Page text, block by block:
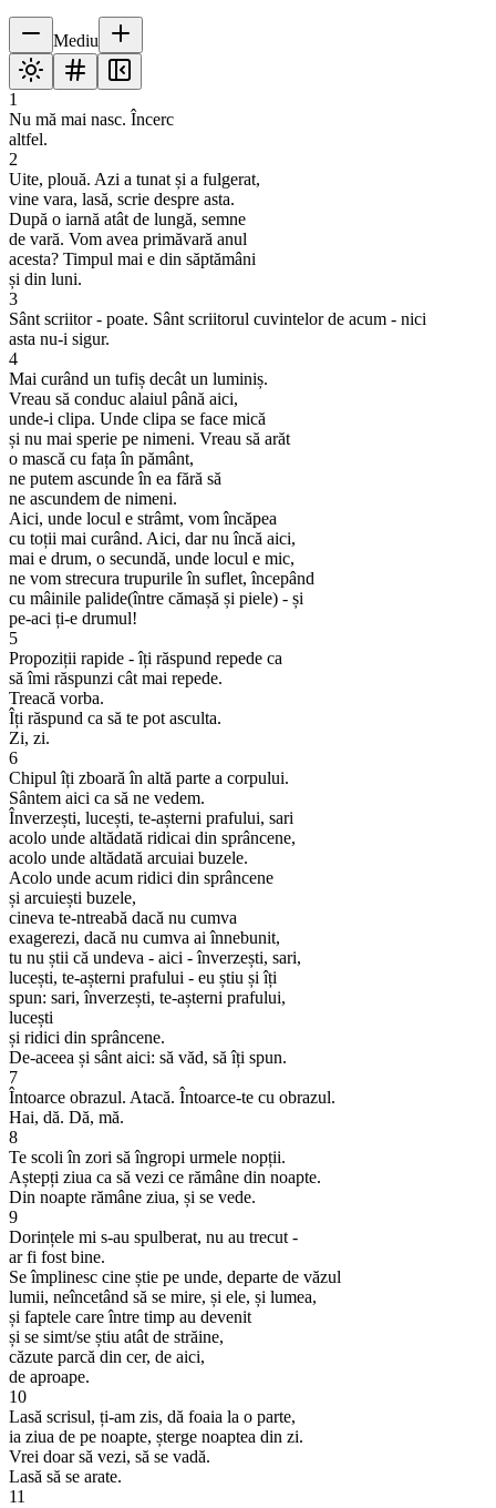
Mediu
1
Nu mă mai nasc. Încerc
altfel.
2
Uite, plouă. Azi a tunat și a fulgerat,
vine vara, lasă, scrie despre asta.
După o iarnă atât de lungă, semne
de vară. Vom avea primăvară anul
acesta? Timpul mai e din săptămâni
și din luni.
3
Sânt scriitor - poate. Sânt scriitorul cuvintelor de acum - nici
asta nu-i sigur.
4
Mai curând un tufiș decât un luminiș.
Vreau să conduc alaiul până aici,
unde-i clipa. Unde clipa se face mică
și nu mai sperie pe nimeni. Vreau să arăt
o mască cu fața în pământ,
ne putem ascunde în ea fără să
ne ascundem de nimeni.
Aici, unde locul e strâmt, vom încăpea
cu toții mai curând. Aici, dar nu încă aici,
mai e drum, o secundă, unde locul e mic,
ne vom strecura trupurile în suflet, începând
cu mâinile palide(între cămașă și piele) - și
pe-aci ți-e drumul!
5
Propoziții rapide - îți răspund repede ca
să îmi răspunzi cât mai repede.
Treacă vorba.
Îți răspund ca să te pot asculta.
Zi, zi.
6
Chipul îți zboară în altă parte a corpului.
Sântem aici ca să ne vedem.
Înverzești, lucești, te-așterni prafului, sari
acolo unde altădată ridicai din sprâncene,
acolo unde altădată arcuiai buzele.
Acolo unde acum ridici din sprâncene
și arcuiești buzele,
cineva te-ntreabă dacă nu cumva
exagerezi, dacă nu cumva ai înnebunit,
tu nu știi că undeva - aici - înverzești, sari,
lucești, te-așterni prafului - eu știu și îți
spun: sari, înverzești, te-așterni prafului,
lucești
și ridici din sprâncene.
De-aceea și sânt aici: să văd, să îți spun.
7
Întoarce obrazul. Atacă. Întoarce-te cu obrazul.
Hai, dă. Dă, mă.
8
Te scoli în zori să îngropi urmele nopții.
Aștepți ziua ca să vezi ce rămâne din noapte.
Din noapte rămâne ziua, și se vede.
9
Dorințele mi s-au spulberat, nu au trecut -
ar fi fost bine.
Se împlinesc cine știe pe unde, departe de văzul
lumii, neîncetând să se mire, și ele, și lumea,
și faptele care între timp au devenit
și se simt/se știu atât de străine,
căzute parcă din cer, de aici,
de aproape.
10
Lasă scrisul, ți-am zis, dă foaia la o parte,
ia ziua de pe noapte, șterge noaptea din zi.
Vrei doar să vezi, să se vadă.
Lasă să se arate.
11